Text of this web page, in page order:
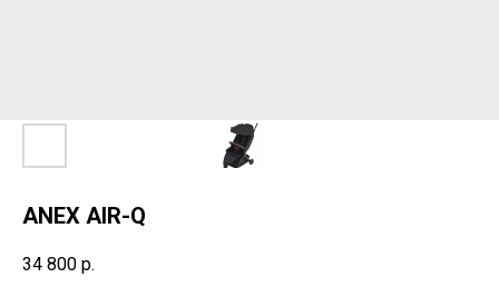
ANEX AIR-Q
34 800 р.